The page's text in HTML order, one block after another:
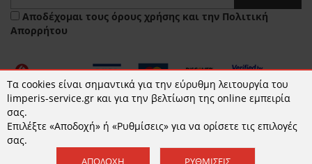
Αποδέχομαι τους όρους χρήσης και την Πολιτική
Απορρήτου
© 2026 limperis-service.gr | Κατασκευή ιστοσελίδων -
www.qualityweb.gr
Τα cookies είναι σημαντικά για την εύρυθμη λειτουργία του
limperis-service.gr και για την βελτίωση της online εμπειρία
σας.
Επιλέξτε «Αποδοχή» ή «Ρυθμίσεις» για να ορίσετε τις επιλογές
σας.
ΑΠΟΔΟΧΉ ΡΥΘΜΊΣΕΙΣ